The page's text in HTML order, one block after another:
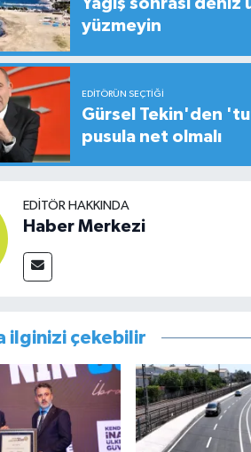
Yağış sonrası deniz
yüzmeyin
EDITÖRÜN SEÇTIĞI
Gürsel Tekin'den
pusula net olmalı
EDITÖR HAKKINDA
Haber Merkezi
ilginizi çekebilir